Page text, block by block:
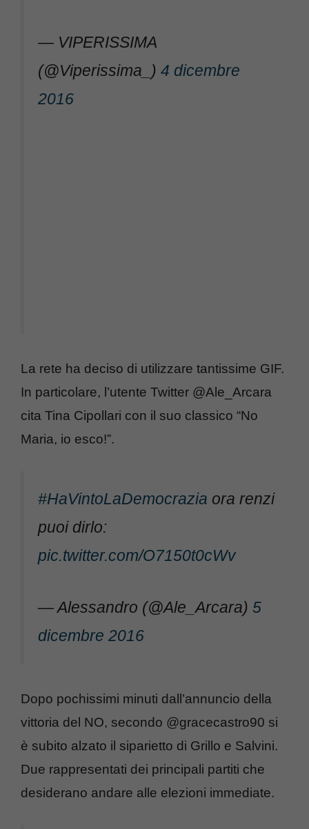
— VIPERISSIMA
(@Viperissima_) 4 dicembre
2016
La rete ha deciso di utilizzare tantissime GIF.
In particolare, l’utente Twitter @Ale_Arcara
cita Tina Cipollari con il suo classico “No
Maria, io esco!”.
#HaVintoLaDemocrazia ora renzi
puoi dirlo:
pic.twitter.com/O7150t0cWv
— Alessandro (@Ale_Arcara) 5
dicembre 2016
Dopo pochissimi minuti dall’annuncio della
vittoria del NO, secondo @gracecastro90 si
è subito alzato il siparietto di Grillo e Salvini.
Due rappresentati dei principali partiti che
desiderano andare alle elezioni immediate.